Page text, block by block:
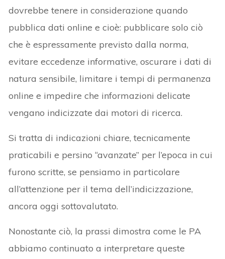
dovrebbe tenere in considerazione quando
pubblica dati online e cioè: pubblicare solo ciò
che è espressamente previsto dalla norma,
evitare eccedenze informative, oscurare i dati di
natura sensibile, limitare i tempi di permanenza
online e impedire che informazioni delicate
vengano indicizzate dai motori di ricerca.
Si tratta di indicazioni chiare, tecnicamente
praticabili e persino “avanzate” per l’epoca in cui
furono scritte, se pensiamo in particolare
all’attenzione per il tema dell’indicizzazione,
ancora oggi sottovalutato.
Nonostante ciò, la prassi dimostra come le PA
abbiamo continuato a interpretare queste